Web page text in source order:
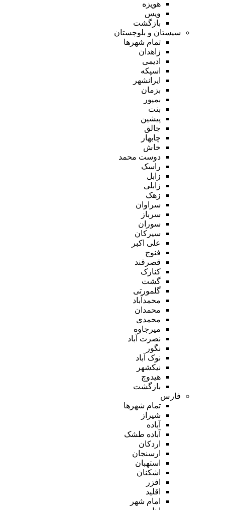
هویزه
ویس
بازگشت
سیستان و بلوچستان
تمام شهر‌ها
زاهدان
ادیمی
اسپکه
ایرانشهر
بزمان
بمپور
بنت
پیشین
جالق
چابهار
خاش
دوست محمد
راسک
زابل
زابلی
زهک
سراوان
سرباز
سوران
سیرکان
علی اکبر
فنوج
قصرقند
کنارک
گشت
گلمورتی
محمدآباد
محمدان
محمدی
میرجاوه
نصرت آباد
نگور
نوک آباد
نیکشهر
هیدوچ
بازگشت
فارس
تمام شهر‌ها
شیراز
آباده
آباده طشک
اردکان
ارسنجان
استهبان
اشکنان
افزر
اقلید
امام شهر